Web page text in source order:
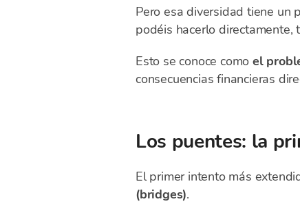
Pero esa diversidad tiene un
podéis hacerlo directamente,
Esto se conoce como el
consecuencias financieras
Los puentes: la
El primer intento más
(bridges).